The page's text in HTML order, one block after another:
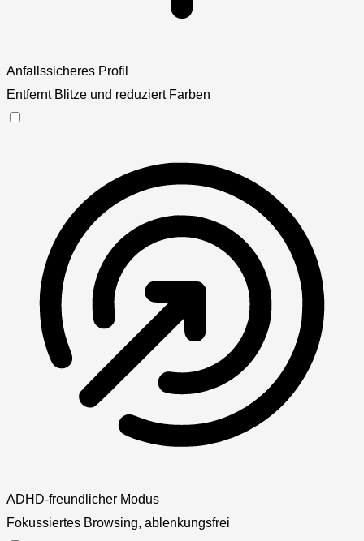
Anfallssicheres Profil
Entfernt Blitze und reduziert Farben
ADHD-freundlicher Modus
Fokussiertes Browsing, ablenkungsfrei